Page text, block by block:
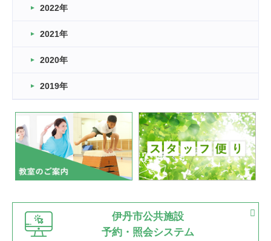
2026.03.11
緑ケ丘体育館
2022.11.03
緑ケ丘体育館
いたっぼーる大会☆彡
緑ケ丘体育館
2022.07.03
市内総合体育大会が開始
緑ケ丘体育館 猪名川運動広場
古池運動広場
2022.06.12
県知事杯争奪バレーボール大会が開催
2022年
2021年
2020年
2019年
伊丹市公共施設
予約・照会システム